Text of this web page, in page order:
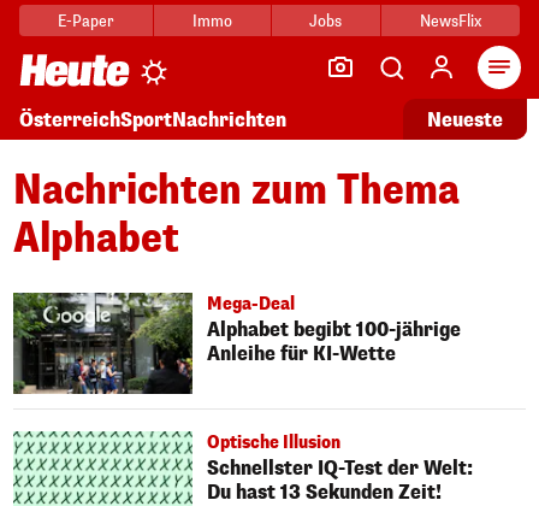
E-Paper Immo Jobs NewsFlix
ÖsterreichSportNachrichten Neueste
Nachrichten zum Thema
Alphabet
Mega-Deal
Alphabet begibt 100-jährige
Anleihe für KI-Wette
Optische Illusion
Schnellster IQ-Test der Welt:
Du hast 13 Sekunden Zeit!